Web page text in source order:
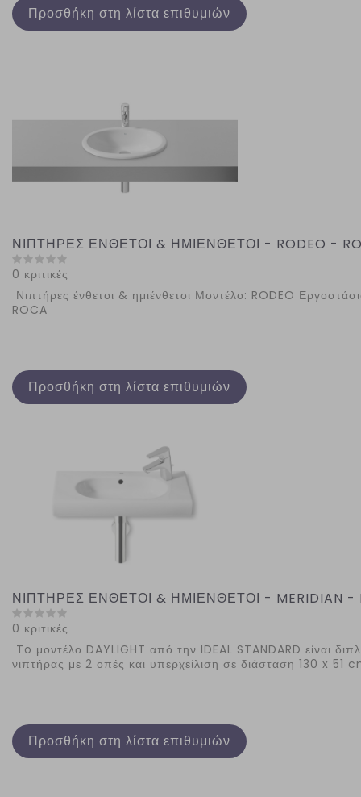
Προσθήκη στη λίστα επιθυμιών
ΝΙΠΤΗΡΕΣ ΕΝΘΕΤΟΙ & ΗΜΙΕΝΘΕΤΟΙ - RODEO -
0 κριτικές
Νιπτήρες ένθετοι & ημιένθετοι Μοντέλο: RODEO
ROCA
Προσθήκη στη λίστα επιθυμιών
ΝΙΠΤΗΡΕΣ ΕΝΘΕΤΟΙ & ΗΜΙΕΝΘΕΤΟΙ - MERIDIAN -
0 κριτικές
To μοντέλο DAYLIGHT από την IDEAL STANDARD είναι
νιπτήρας με 2 οπές και υπερχείλιση σε διάσταση 130 x 51
Προσθήκη στη λίστα επιθυμιών